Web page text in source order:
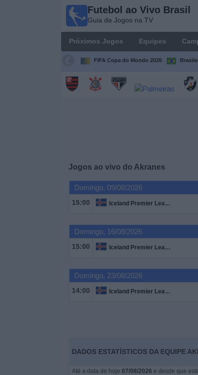
Futebol ao Vivo Brasil
Guia de Jogos na TV
Próximos Jogos Equipes
FIFA Copa do Mondo 2026
Jogos ao vivo do Akranes
Domingo, 09/08/2026
15:00 Iceland Premier League
Domingo, 16/08/2026
15:00 Iceland Premier League
Domingo, 23/08/2026
14:00 Iceland Premier League
DADOS ESTATÍSTICOS DA EQUIPE
Até a data de hoje 07/08/2026 e desde que